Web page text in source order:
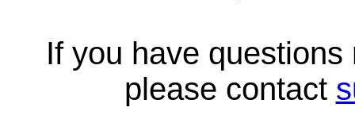
If you have
please contact